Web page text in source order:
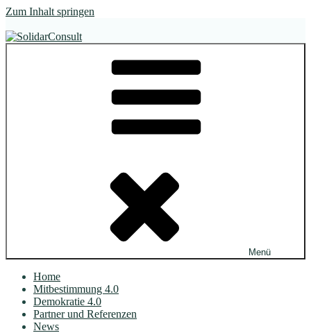
Zum Inhalt springen
Menü
Home
Mitbestimmung 4.0
Demokratie 4.0
Partner und Referenzen
News